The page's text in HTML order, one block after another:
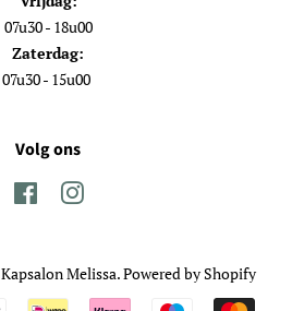
07u30 - 18u00
Zaterdag:
07u30 - 15u00
Volg ons
FacebookInstagram
Kapsalon Melissa. Powered by Shopify